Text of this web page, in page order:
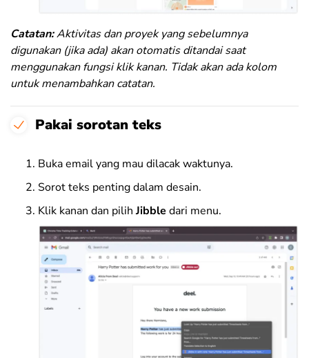
Catatan:Aktivitas dan proyek yang sebelumnya
digunakan (jika ada) akan otomatis ditandai saat
menggunakan fungsi klik kanan. Tidak akan ada kolom
untuk menambahkan catatan.
Pakai sorotan teks
Buka email yang mau dilacak waktunya.
Sorot teks penting dalam desain.
Klik kanan dan pilih Jibble dari menu.